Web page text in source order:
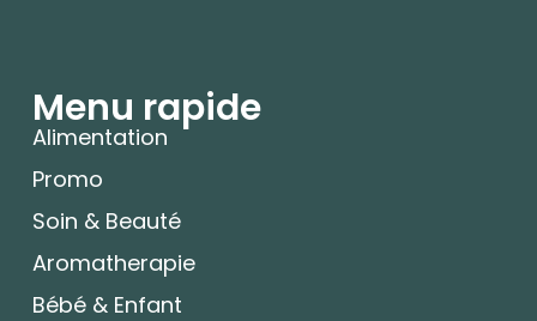
Menu rapide
Alimentation
Promo
Soin & Beauté
Aromatherapie
Bébé & Enfant